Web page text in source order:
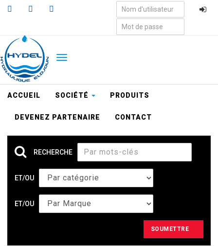
Aller
TOGGLE
ACCUEIL SOCIÉTÉ PRODUITS
DEVENEZ PARTENAIRE CONTACT
RECHERCHE
ET/OU
ET/OU
SOUMETTRE